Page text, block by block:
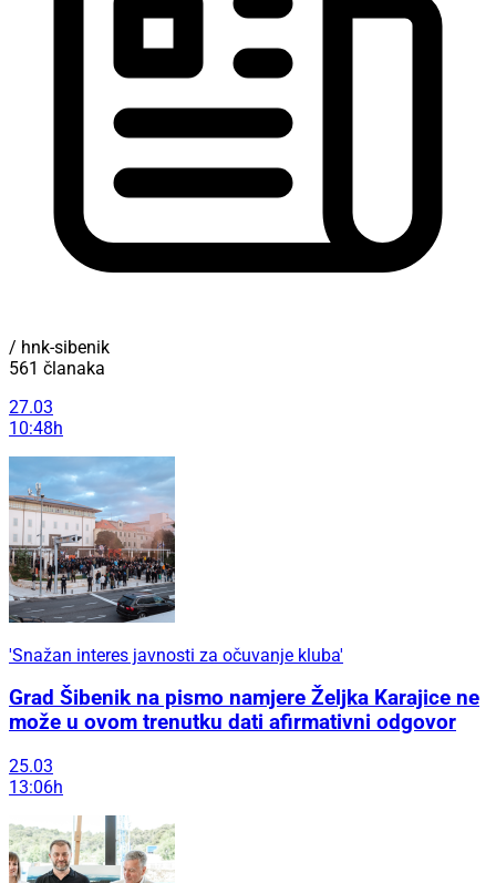
/ hnk-sibenik
561 članaka
27.03
10:48h
'Snažan interes javnosti za očuvanje kluba'
Grad Šibenik na pismo namjere Željka Karajice ne
može u ovom trenutku dati afirmativni odgovor
25.03
13:06h